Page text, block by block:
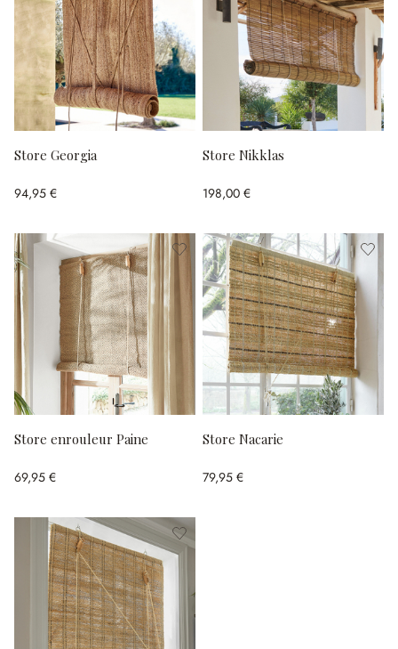
Store Georgia
94,95 €
Store Nikklas
198,00 €
Store enrouleur Paine
69,95 €
Store Nacarie
79,95 €